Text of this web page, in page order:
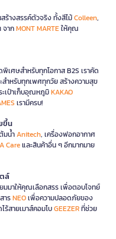
ร้างสรรค์ตัวจริง ทั้งสีไม้Colleen,
จากMONT MARTEให้คุณ
ศษสำหรับทุกโอกาส B2S เราคัด
สำหรับทุกเพศทุกวัย สร้างความสุข
เป๋าเก็บอุณหภูมิKAKAO
เรามีครบ!
ขึ้น
มน้ำAnitech, เครื่องฟอกอากาศ
Careและสินค้าอื่น ๆ อีกมากมาย
ล์
มาให้คุณเลือกสรร เพื่อตอบโจทย์
ารNEOเพื่อความปลอดภัยของ
ร้สายเมาส์คอมโบGEEZERที่ช่วย